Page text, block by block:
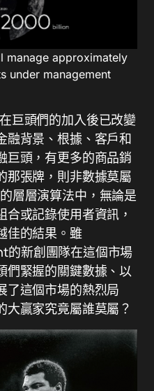
manage approximately
under management
巨頭們的加入後已改變
融背景、根據、客戶和
巨頭，有更多的商品銷
那張牌，則非數據莫屬
層層演算法中，無論是
或記錄使用者資訊，
佳的結果。雖
新創團隊在這個市場
們緊握的關鍵數據、以
了這個市場的熱烈局
大贏家究竟屬誰莫屬？